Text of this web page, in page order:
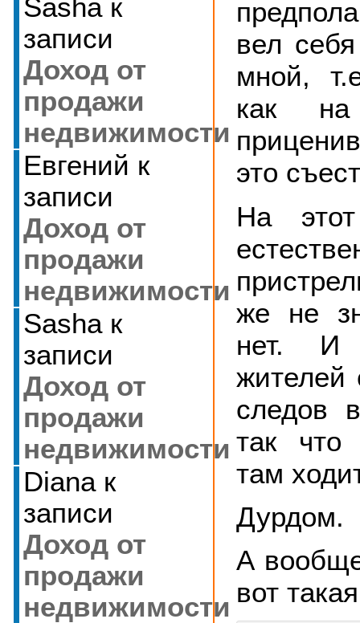
Sashaк
записи
Доход от
продажи
недвижимости
Евгений к
записи
Доход от
продажи
недвижимости
Sashaк
записи
Доход от
продажи
недвижимости
Dianaк
записи
Доход от
продажи
недвижимости
вел
мной,
как
это
На
же не
нет. И
жителей
следов
так что
там
Дурдом.
А
вот